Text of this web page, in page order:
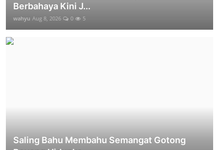
Berbahaya Kini J...
wahyu Aug 8, 2026 0 5
Saling Bahu Membahu Semangat Gotong